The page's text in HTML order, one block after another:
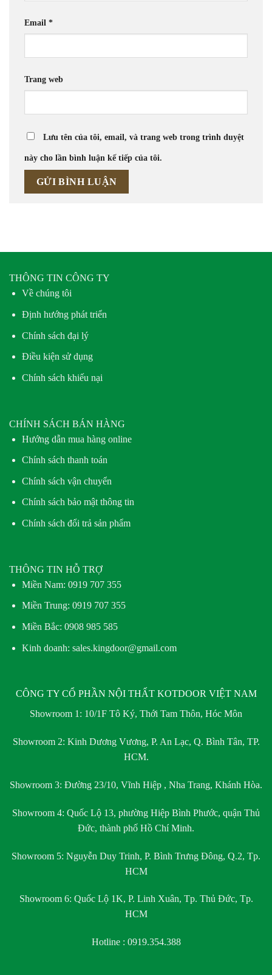
Email *
Trang web
Lưu tên của tôi, email, và trang web trong trình duyệt
này cho lần bình luận kế tiếp của tôi.
THÔNG TIN CÔNG TY
Về chúng tôi
Định hướng phát triển
Chính sách đại lý
Điều kiện sử dụng
Chính sách khiếu nại
CHÍNH SÁCH BÁN HÀNG
Hướng dẫn mua hàng online
Chính sách thanh toán
Chính sách vận chuyển
Chính sách bảo mật thông tin
Chính sách đổi trả sản phẩm
THÔNG TIN HỖ TRỢ
Miền Nam: 0919 707 355
Miền Trung: 0919 707 355
Miền Bắc: 0908 985 585
Kinh doanh: sales.kingdoor@gmail.com
CÔNG TY CỔ PHẦN NỘI THẤT KOTDOOR VIỆT NAM
Showroom 1: 10/1F Tô Ký, Thới Tam Thôn, Hóc Môn
Showroom 2: Kinh Dương Vương, P. An Lạc, Q. Bình Tân, TP.
HCM.
Showroom 3: Đường 23/10, Vĩnh Hiệp , Nha Trang, Khánh Hòa.
Showroom 4: Quốc Lộ 13, phường Hiệp Bình Phước, quận Thủ
Đức, thành phố Hồ Chí Minh.
Showroom 5: Nguyễn Duy Trinh, P. Bình Trưng Đông, Q.2, Tp.
HCM
Showroom 6: Quốc Lộ 1K, P. Linh Xuân, Tp. Thủ Đức, Tp.
HCM
Hotline : 0919.354.388